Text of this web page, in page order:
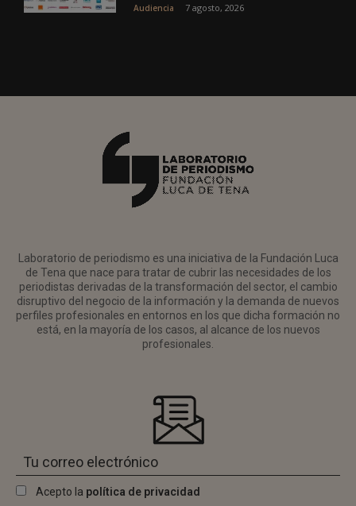
Audiencia 7 agosto, 2026
Laboratorio de periodismo es una iniciativa de la Fundación Luca
de Tena que nace para tratar de cubrir las necesidades de los
periodistas derivadas de la transformación del sector, el cambio
disruptivo del negocio de la información y la demanda de nuevos
perfiles profesionales en entornos en los que dicha formación no
está, en la mayoría de los casos, al alcance de los nuevos
profesionales.
Acepto la política de privacidad